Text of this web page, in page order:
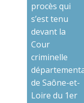
procès qui
s’est tenu
devant la
Cour
criminelle
de Saône-et-
Loire du 1er